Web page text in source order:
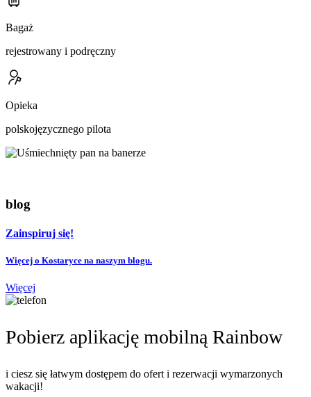
Bagaż
rejestrowany i podręczny
Opieka
polskojęzycznego pilota
blog
Zainspiruj się!
Więcej o Kostaryce na naszym blogu.
Więcej
Pobierz aplikację mobilną Rainbow
i ciesz się łatwym dostępem do ofert i rezerwacji wymarzonych
wakacji!